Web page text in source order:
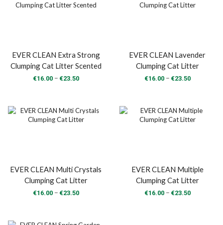
EVER CLEAN Extra Strong
Clumping Cat Litter Scented
€16.00 – €23.50Price
€23.50
EVER CLEAN Lavender
Clumping Cat Litter
€16.00 – €23.50Price
€23.50
EVER CLEAN Multi Crystals
Clumping Cat Litter
€16.00 – €23.50Price
EVER CLEAN Multiple
Clumping Cat Litter
€16.00 – €23.50Price